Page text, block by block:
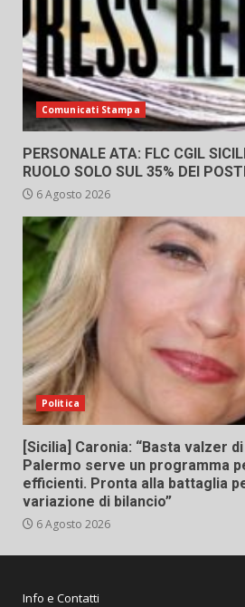
Comunicati Stampa
PERSONALE ATA: FLC CGIL
RUOLO SOLO SUL 35% DEI
6 Agosto 2026
Politica
[Sicilia] Caronia: “Basta valzer
Palermo serve un programma
efficienti. Pronta alla battaglia
variazione di bilancio”
6 Agosto 2026
Info e Contatti